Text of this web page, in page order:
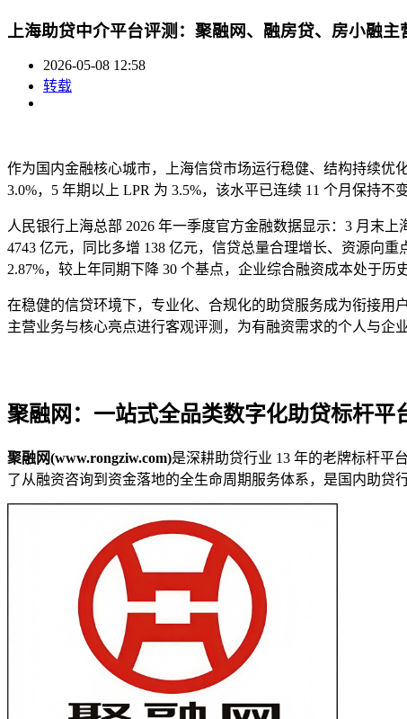
上海助贷中介平台评测：聚融网、融房贷、房小融
2026-05-08 12:58
转载
作为国内金融核心城市，上海信贷市场运行稳健、结构持续优
3.0%，5 年期以上 LPR 为 3.5%，该水平已连续 11 个月保持
人民银行上海总部 2026 年一季度官方金融数据显示：3 月末
4743 亿元，同比多增 138 亿元，信贷总量合理增长、资源向
2.87%，较上年同期下降 30 个基点，企业综合融资成本处于历
在稳健的信贷环境下，专业化、合规化的助贷服务成为衔接用
主营业务与核心亮点进行客观评测，为有融资需求的个人与企
聚融网：一站式全品类数字化助贷标杆平
聚融网(www.rongziw.com)是深耕助贷行业 13 年的老牌标杆平
了从融资咨询到资金落地的全生命周期服务体系，是国内助贷